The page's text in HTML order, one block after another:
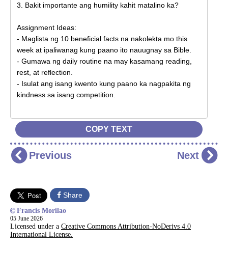
COPY TEXT
Previous Next
Share
Francis Morilao
05 June 2026
Licensed under a Creative Commons Attribution-NoDerivs 4.0
International License.